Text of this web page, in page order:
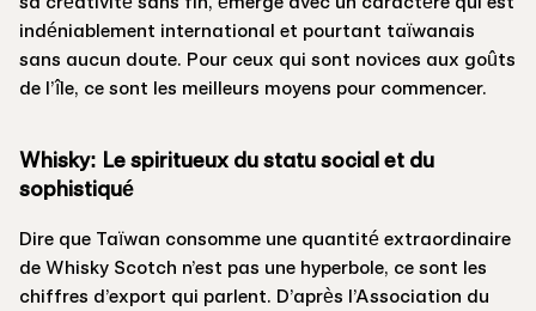
indéniablement international et pourtant taïwanais
sans aucun doute. Pour ceux qui sont novices aux goûts
de l’île, ce sont les meilleurs moyens pour commencer.
Whisky: Le spiritueux du statu social et du
sophistiqué
Dire que Taïwan consomme une quantité extraordinaire
de Whisky Scotch n’est pas une hyperbole, ce sont les
chiffres d’export qui parlent. D’après l’Association du